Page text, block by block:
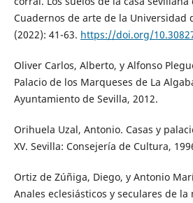
Cuadernos de arte de la Universidad
(2022): 41-63. https://doi.org/
Oliver Carlos, Alberto, y Alfonso
Palacio de los Marqueses de La
Ayuntamiento de Sevilla, 2012.
Orihuela Uzal, Antonio. Casas y
XV. Sevilla: Consejería de Cultura,
Ortiz de Zúñiga, Diego, y Antonio
Anales eclesiásticos y seculares de